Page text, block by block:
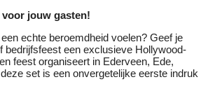
voor jouw gasten!
echte beroemdheid voelen? Geef je
bedrijfsfeest een exclusieve Hollywood-
feest organiseert in Ederveen, Ede,
set is een onvergetelijke eerste indruk